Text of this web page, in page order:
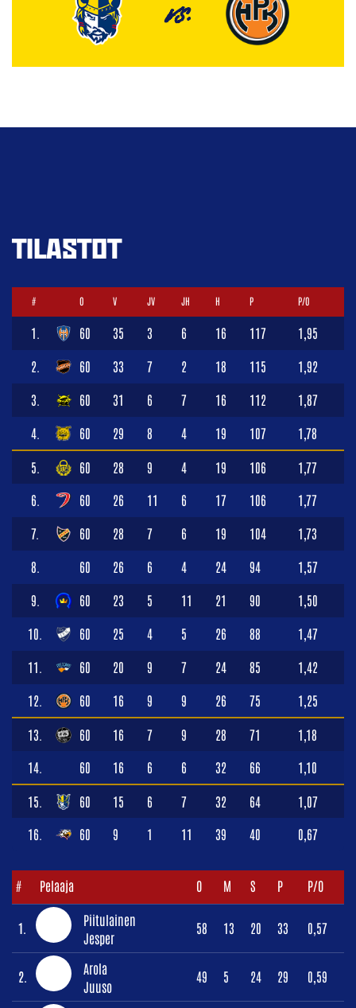
VS.
TILASTOT
# O V JV JH H P P/O
1. 60 35 3 6 16 117 1,95
2. 60 33 7 2 18 115 1,92
3. 60 31 6 7 16 112 1,87
4. 60 29 8 4 19 107 1,78
5. 60 28 9 4 19 106 1,77
6. 60 26 11 6 17 106 1,77
7. 60 28 7 6 19 104 1,73
8. 60 26 6 4 24 94 1,57
9. 60 23 5 11 21 90 1,50
10. 60 25 4 5 26 88 1,47
11. 60 20 9 7 24 85 1,42
12. 60 16 9 9 26 75 1,25
13. 60 16 7 9 28 71 1,18
14. 60 16 6 6 32 66 1,10
15. 60 15 6 7 32 64 1,07
16. 60 9 1 11 39 40 0,67
# Pelaaja O M S P P/O
1.
Piitulainen
Jesper
58 13 20 33 0,57
2.
Arola
Juuso
49 5 24 29 0,59